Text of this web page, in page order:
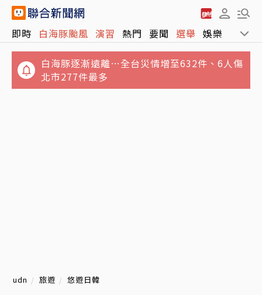
即時 白海豚颱風 演習 熱門 要聞 選舉 娛樂 運動
白海豚逐漸遠離…全台災情增至632件、6人傷
北市277件最多
udn 旅遊 悠遊日韓